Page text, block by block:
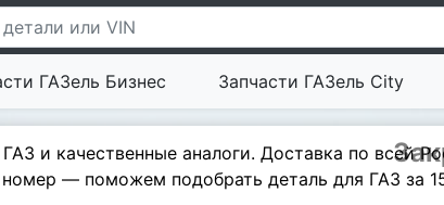
ГАЗель Бизнес Запчасти ГАЗель City
и качественные аналоги. Доставка по всей
— поможем подобрать деталь для ГАЗ за